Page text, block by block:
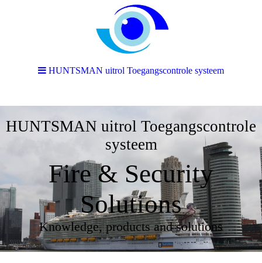
HUNTSMAN uitrol Toegangscontrole
systeem
Fire & Security
Solutions
Knowledge, products and solutions
HUNTSMAN uitrol Toegangscontrole systeem